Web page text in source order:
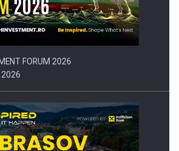
Joburile part-time reincep sa intre pe…
FORUM 2026